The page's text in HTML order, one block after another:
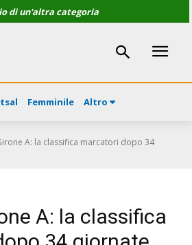
di un'altra categoria
Femminile Altro
A: la classifica marcatori dopo 34
A: la classifica